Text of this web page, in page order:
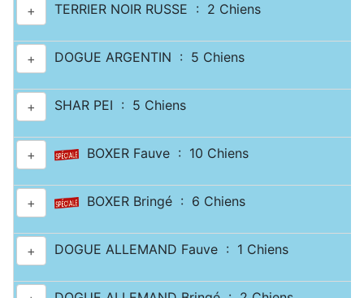
+ TERRIER NOIR RUSSE : 2 Chiens
+ DOGUE ARGENTIN : 5 Chiens
+ SHAR PEI : 5 Chiens
+ BOXER Fauve : 10 Chiens
+ BOXER Bringé : 6 Chiens
+ DOGUE ALLEMAND Fauve : 1 Chiens